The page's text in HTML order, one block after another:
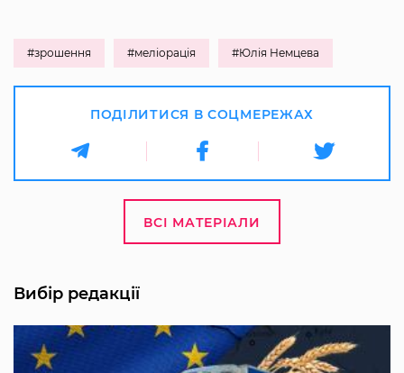
#зрошення #меліорація #Юлія Немцева
ПОДІЛИТИСЯ В СОЦМЕРЕЖАХ
ВСІ МАТЕРІАЛИ
Вибір редакції